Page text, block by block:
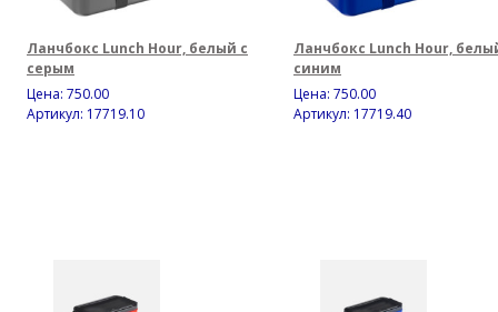
Ланчбокс Lunch Hour, белый с
серым
Цена: 750.00
Артикул: 17719.10
Ланчбокс Lunch Hour,
синим
Цена: 750.00
Артикул: 17719.40